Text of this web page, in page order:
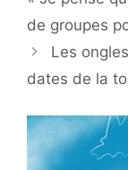
de groupes
Les
dates de la